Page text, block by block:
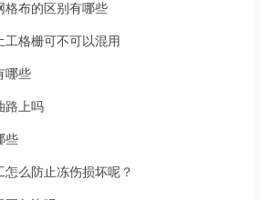
格布的区别有哪些
格栅可不可以混用
哪些
路上吗
些
么防止冻伤损坏呢？